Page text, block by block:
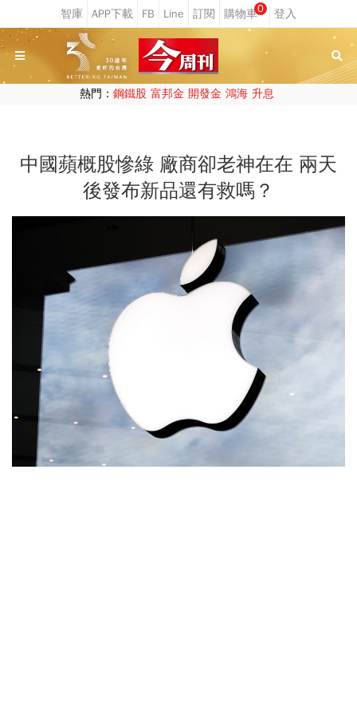
0
熱門： 鋼鐵股 富邦金 開發金 鴻海 升息
中國蘋概股慘綠 廠商卻老神在在 兩天
後發布新品還有救嗎？